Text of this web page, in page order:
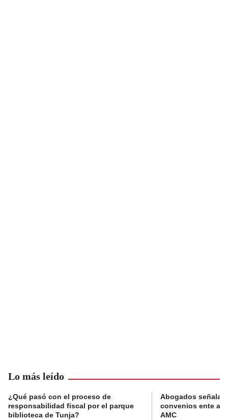
Lo más leído
¿Qué pasó con el proceso de
responsabilidad fiscal por el parque
biblioteca de Tunja?
Abogados
convenios ente
AMC